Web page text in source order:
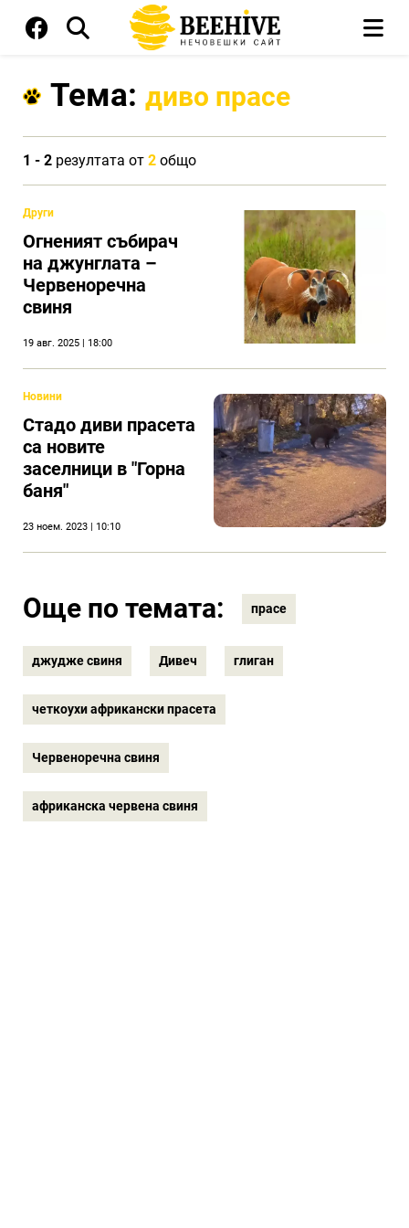
Тема: диво прасе
1 - 2 резултата от 2 общо
Други
Огненият събирач
на джунглата –
Червеноречна
свиня
19 авг. 2025 | 18:00
Новини
Стадо диви прасета
са новите
заселници в "Горна
баня"
23 ноем. 2023 | 10:10
Още по темата: прасе
джудже свиня Дивеч глиган
четкоухи африкански прасета
Червеноречна свиня
африканска червена свиня